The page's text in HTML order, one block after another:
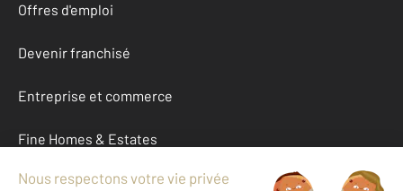
Offres d'emploi
Devenir franchisé
Entreprise et commerce
Fine Homes & Estates
À propos